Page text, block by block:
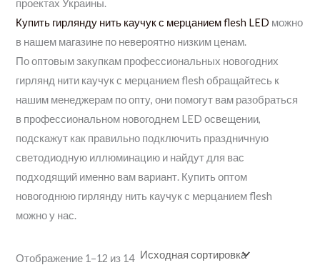
проектах Украины.
Купить гирлянду нить каучук с мерцанием flesh LED можно
в нашем магазине по невероятно низким ценам.
По оптовым закупкам профессиональных новогодних
гирлянд нити каучук с мерцанием flesh обращайтесь к
нашим менеджерам по опту, они помогут вам разобраться
в профессиональном новогоднем LED освещении,
подскажут как правильно подключить праздничную
светодиодную иллюминацию и найдут для вас
подходящий именно вам вариант. Купить оптом
новогоднюю гирлянду нить каучук с мерцанием flesh
можно у нас.
Отображение 1–12 из 14